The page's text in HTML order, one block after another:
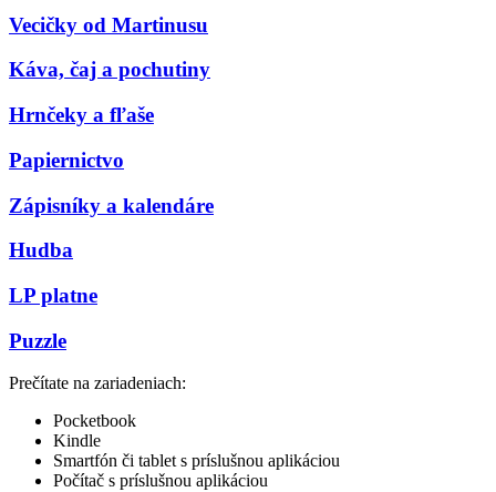
Vecičky od Martinusu
Káva, čaj a pochutiny
Hrnčeky a fľaše
Papiernictvo
Zápisníky a kalendáre
Hudba
LP platne
Puzzle
Prečítate na zariadeniach:
Pocketbook
Kindle
Smartfón či tablet s príslušnou aplikáciou
Počítač s príslušnou aplikáciou